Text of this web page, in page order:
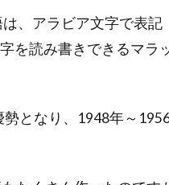
、アラビア文字で表記
を読み書きできるマラ
となり、1948年～